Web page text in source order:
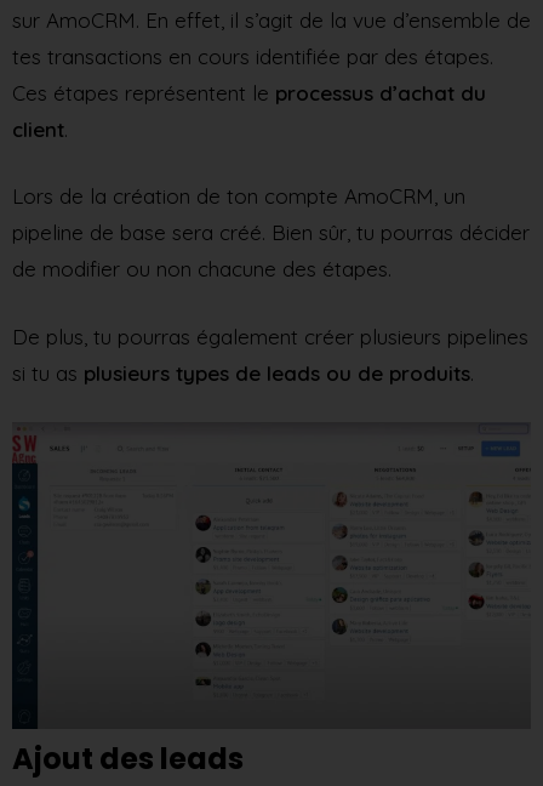
sur AmoCRM. En effet, il s’agit de la vue d’ensemble de
tes transactions en cours identifiée par des étapes.
Ces étapes représentent le processus d’achat du
client.
Lors de la création de ton compte AmoCRM, un
pipeline de base sera créé. Bien sûr, tu pourras décider
de modifier ou non chacune des étapes.
De plus, tu pourras également créer plusieurs pipelines
si tu as plusieurs types de leads ou de produits.
Ajout des leads